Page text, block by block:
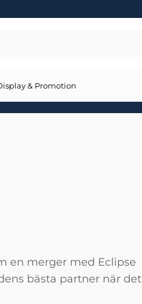
& Promotion
en merger med Eclipse
bästa partner när det